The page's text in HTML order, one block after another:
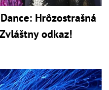
Hrôzostrašná
odkaz!